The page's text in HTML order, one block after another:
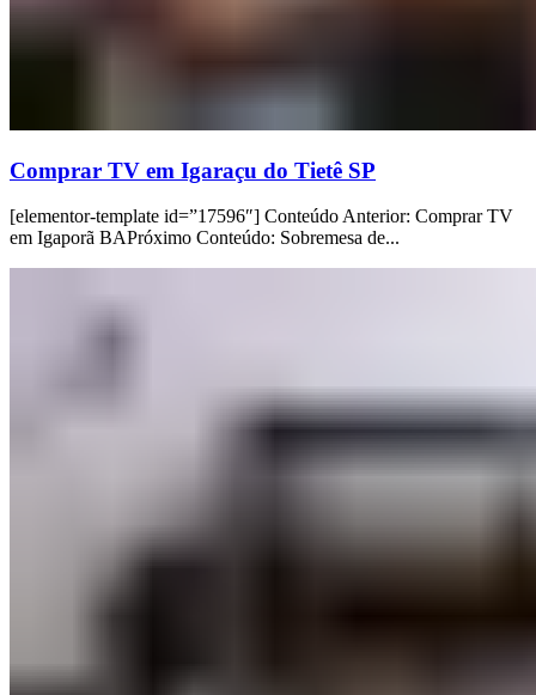
Comprar TV em Igaraçu do Tietê SP
[elementor-template id=”17596″] Conteúdo Anterior: Comprar TV
em Igaporã BAPróximo Conteúdo: Sobremesa de...